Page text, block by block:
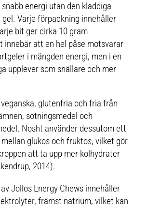
energi utan den kladdiga
gel. Varje förpackning innehåller
bit ger cirka 10 gram
innebär att en hel påse motsvarar
i mängden energi, men i en
upplever som snällare och mer
glutenfria och fria från
sötningsmedel och
Nosht använder dessutom ett
glukos och fruktos, vilket gör
att ta upp mer kolhydrater
2014).
Jollos Energy Chews innehåller
främst natrium, vilket kan